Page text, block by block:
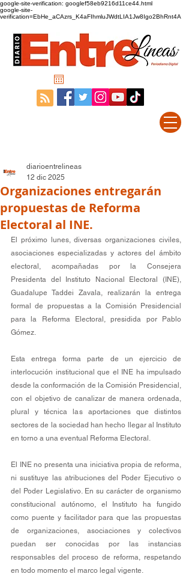
google-site-verification: googlef58eb9216d11ce44.html
google-site-
verification=EbHe_aCAzrs_K4aFIhmluJWdtLIA1Jw8Igo2BhRnt4A
Organizaciones entregarán
propuestas de Reforma
Electoral al INE.
diarioentrelineas
12 dic 2025
El próximo lunes, diversas organizaciones civiles,
asociaciones especializadas y actores del ámbito
electoral, acompañadas por la Consejera
Presidenta del Instituto Nacional Electoral (INE),
Guadalupe Taddei Zavala, realizarán la entrega
formal de propuestas a la Comisión Presidencial
para la Reforma Electoral, presidida por Pablo
Gómez.
Esta entrega forma parte de un ejercicio de
interlocución institucional que el INE ha impulsado
desde la conformación de la Comisión Presidencial,
con el objetivo de canalizar de manera ordenada,
plural y técnica las aportaciones que distintos
sectores de la sociedad han hecho llegar al Instituto
en torno a una eventual Reforma Electoral.
El INE no presenta una iniciativa propia de reforma,
ni sustituye las atribuciones del Poder Ejecutivo o
del Poder Legislativo. En su carácter de organismo
constitucional autónomo, el Instituto ha fungido
como puente y facilitador para que las propuestas
de organizaciones, asociaciones y colectivos
puedan ser conocidas por las instancias
responsables del proceso de reforma, respetando
en todo momento el marco legal vigente.